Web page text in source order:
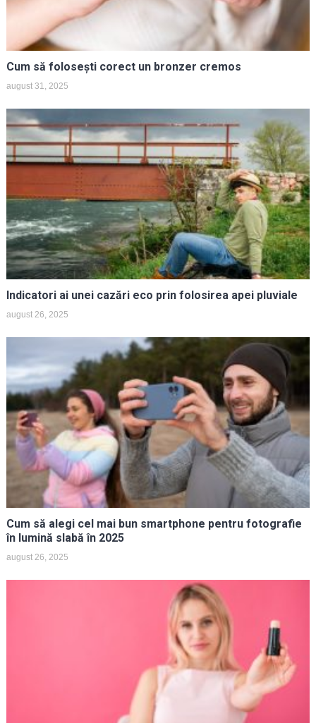
Cum să folosești corect un bronzer cremos
august 31, 2025
Indicatori ai unei cazări eco prin folosirea apei pluviale
august 26, 2025
Cum să alegi cel mai bun smartphone pentru fotografie
în lumină slabă în 2025
august 26, 2025